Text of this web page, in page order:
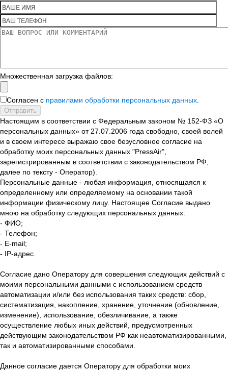
Множественная загрузка файлов:
Согласен с правилами обработки персональных данных
Отправить
Настоящим в соответствии с Федеральным законом № 152-ФЗ «О
персональных данных» от 27.07.2006 года свободно, своей волей
и в своем интересе выражаю свое безусловное согласие на
обработку моих персональных данных "PressAir",
зарегистрированным в соответствии с законодательством РФ,
далее по тексту - Оператор).
Персональные данные - любая информация, относящаяся к
определенному или определяемому на основании такой
информации физическому лицу. Настоящее Согласие выдано
мною на обработку следующих персональных данных:
- ФИО;
- Телефон;
- E-mail;
- IP-адрес.
Согласие дано Оператору для совершения следующих действий с
моими персональными данными с использованием средств
автоматизации и/или без использования таких средств: сбор,
систематизация, накопление, хранение, уточнение (обновление,
изменение), использование, обезличивание, а также
осуществление любых иных действий, предусмотренных
действующим законодательством РФ как неавтоматизированными,
так и автоматизированными способами.
Данное согласие дается Оператору для обработки моих